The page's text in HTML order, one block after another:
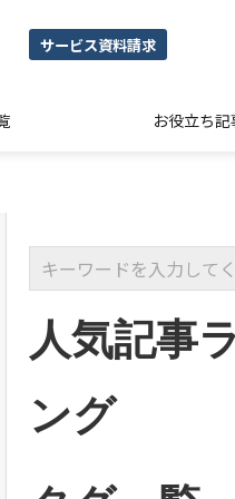
サービス資料請求
お役立ち
人気記事
ング